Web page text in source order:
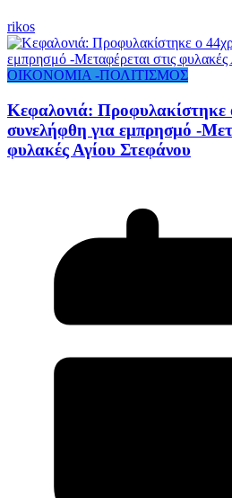
rikos
ΟΙΚΟΝΟΜΙΑ -ΠΟΛΙΤΙΣΜΟΣ
Κεφαλονιά: Προφυλακίστηκε
συνελήφθη για εμπρησμό -
φυλακές Αγίου Στεφάνου